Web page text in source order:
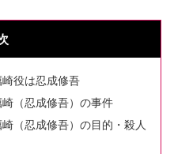
崎役は忍成修吾
崎（忍成修吾）の事件
（忍成修吾）の目的・殺人